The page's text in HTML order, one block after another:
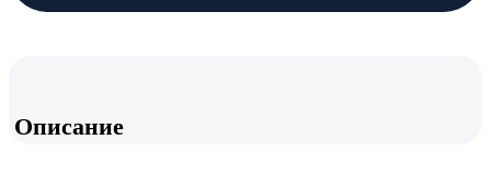
Описание